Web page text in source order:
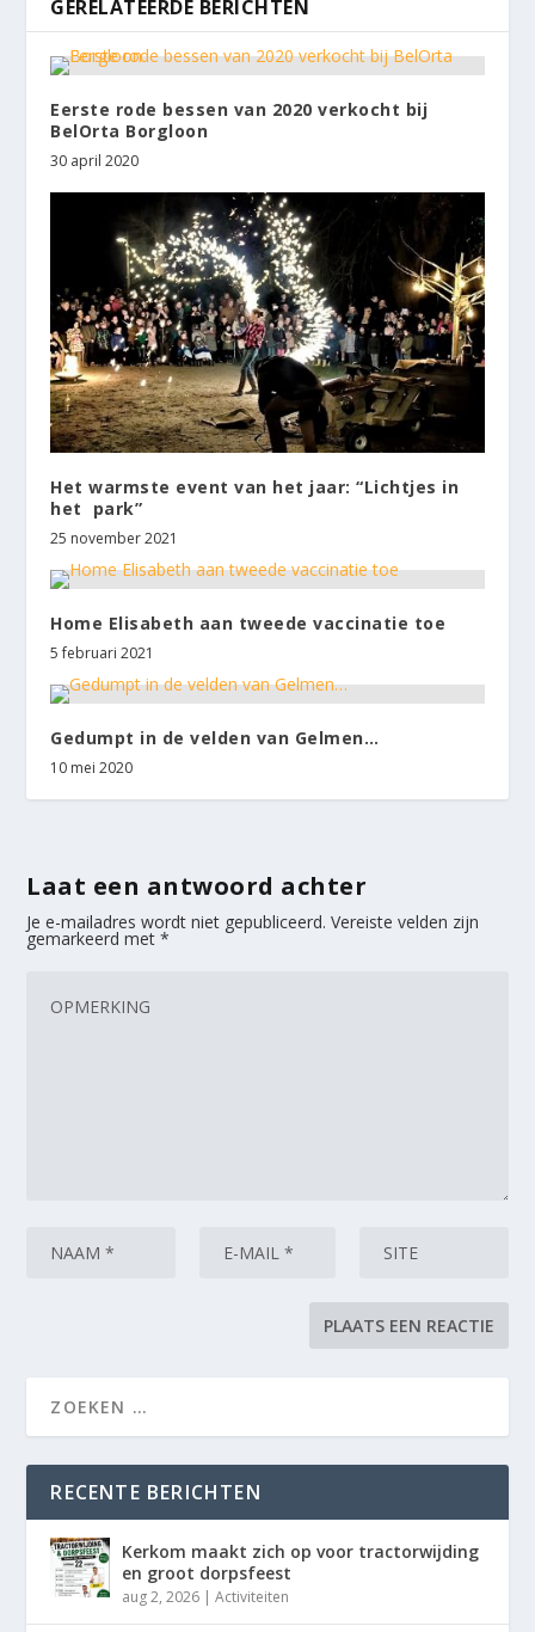
GERELATEERDE BERICHTEN
Eerste rode bessen van 2020 verkocht bij
BelOrta Borgloon
30 april 2020
Het warmste event van het jaar: “Lichtjes in
het park”
25 november 2021
Home Elisabeth aan tweede vaccinatie toe
5 februari 2021
Gedumpt in de velden van Gelmen…
10 mei 2020
Laat een antwoord achter
Je e-mailadres wordt niet gepubliceerd. Vereiste velden zijn
gemarkeerd met*
RECENTE BERICHTEN
Kerkom maakt zich op voor tractorwijding
en groot dorpsfeest
aug 2, 2026 |Activiteiten